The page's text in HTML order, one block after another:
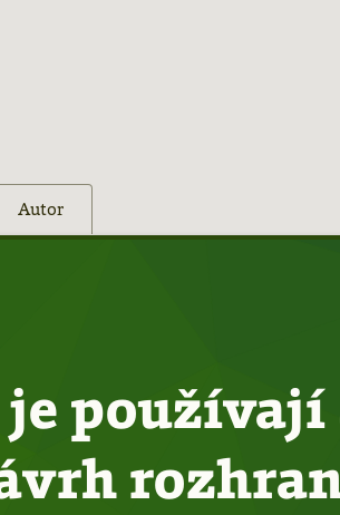
Autor
používají